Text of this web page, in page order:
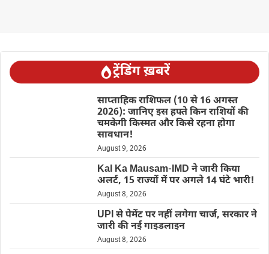
ट्रेंडिंग ख़बरें
साप्ताहिक राशिफल (10 से 16 अगस्त
2026): जानिए इस हफ्ते किन राशियों की
चमकेगी किस्मत और किसे रहना होगा
सावधान!
August 9, 2026
Kal Ka Mausam-IMD ने जारी किया
अलर्ट, 15 राज्यों में पर अगले 14 घंटे भारी!
August 8, 2026
UPI से पेमेंट पर नहीं लगेगा चार्ज, सरकार ने
जारी की नई गाइडलाइन
August 8, 2026